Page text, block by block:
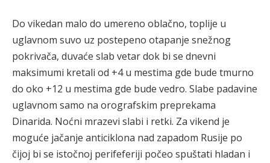
Do vikedan malo do umereno oblačno, toplije u
uglavnom suvo uz postepeno otapanje snežnog
pokrivača, duvaće slab vetar dok bi se dnevni
maksimumi kretali od +4 u mestima gde bude tmurno
do oko +12 u mestima gde bude vedro. Slabe padavine
uglavnom samo na orografskim preprekama
Dinarida. Noćni mrazevi slabi i retki. Za vikend je
moguće jačanje anticiklona nad zapadom Rusije po
čijoj bi se istočnoj perifeferiji počeo spuštati hladan i